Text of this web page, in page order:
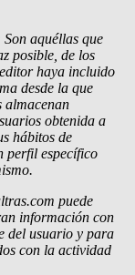
aquéllas que
posible, de los
haya incluido
desde la que
almacenan
obtenida a
hábitos de
perfil específico
puede
información con
del usuario y para
con la actividad